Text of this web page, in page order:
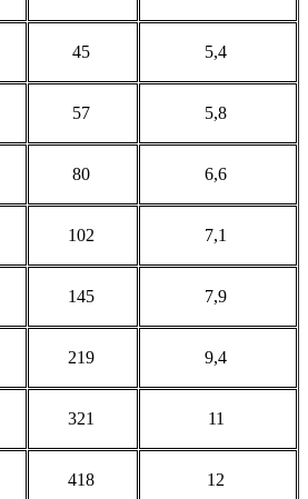
45 5,4
57 5,8
80 6,6
102 7,1
145 7,9
219 9,4
321 11
418 12